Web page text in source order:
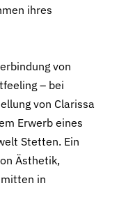
ihres
von
– bei
von Clarissa
Erwerb eines
Stetten. Ein
Ästhetik,
in